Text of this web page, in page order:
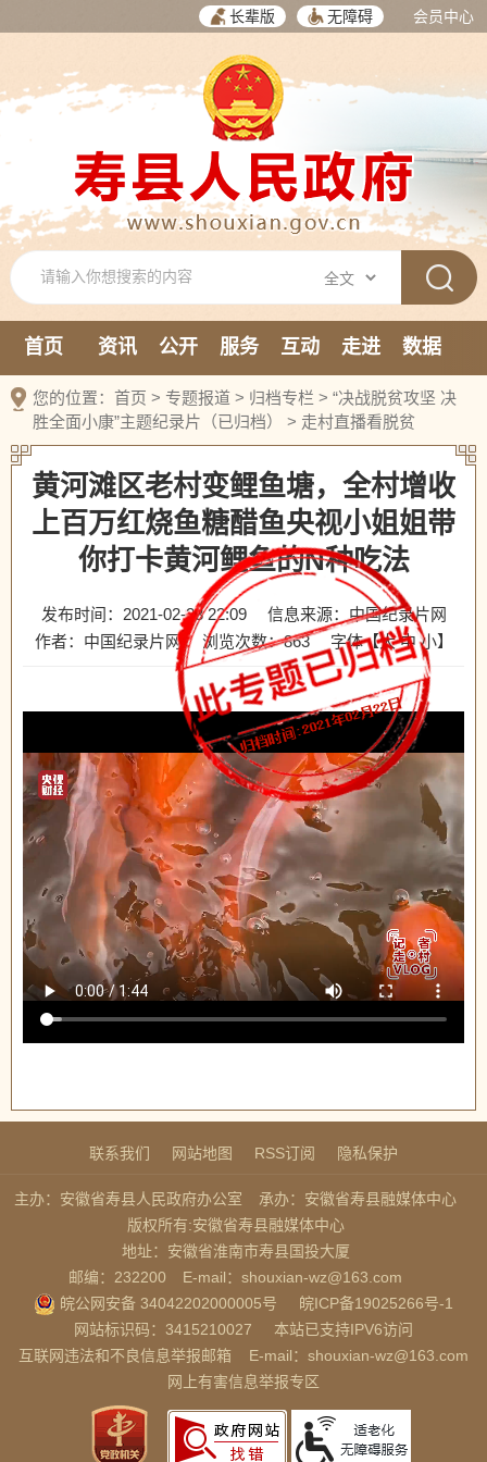
长辈版 无障碍 会员中心
首页 资讯 公开 服务 互动 走进
数据
新媒体
您的位置： 首页 > 专题报道 > 归档专栏 > “决战脱贫攻坚 决
胜全面小康”主题纪录片（已归档）
> 走村直播看脱贫
黄河滩区老村变鲤鱼塘，全村增收
上百万红烧鱼糖醋鱼央视小姐姐带
你打卡黄河鲤鱼的N种吃法
发布时间：2021-02-23 22:09
信息来源：中国纪录片网
作者：中国纪录片网
浏览次数：863 字体【大 中 小】
联系我们 网站地图 RSS订阅 隐私保护
主办：安徽省寿县人民政府办公室
承办：安徽省寿县融媒体中心
版权所有:安徽省寿县融媒体中心
地址：安徽省淮南市寿县国投大厦
邮编：232200
E-mail：shouxian-wz@163.com
皖公网安备 34042202000005号
皖ICP备19025266号-1
网站标识码：3415210027
本站已支持IPV6访问
互联网违法和不良信息举报邮箱
E-mail：shouxian-wz@163.com
网上有害信息举报专区